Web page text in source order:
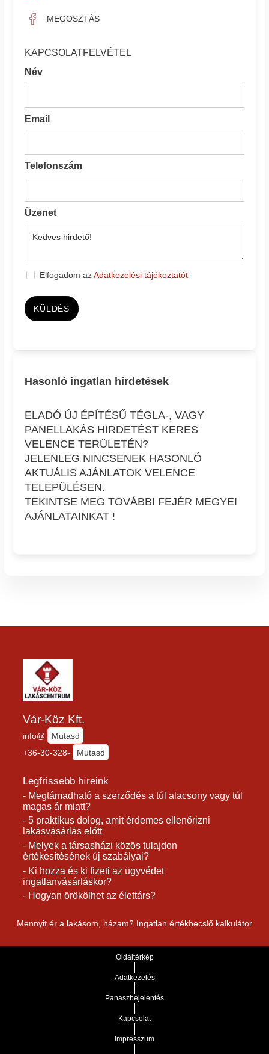
MEGOSZTÁS
KAPCSOLATFELVÉTEL
Név
Email
Telefonszám
Üzenet
Elfogadom azAdatkezelési tájékoztatót
KÜLDÉS
Hasonló ingatlan hírdetések
ELADÓ ÚJ ÉPÍTÉSŰ TÉGLA-, VAGY
PANELLAKÁS HIRDETÉST KERES
VELENCE TERÜLETÉN?
JELENLEG NINCSENEK HASONLÓ
AKTUÁLIS AJÁNLATOK VELENCE
TELEPÜLÉSEN.
TEKINTSE MEG TOVÁBBI FEJÉR MEGYEI
AJÁNLATAINKAT !
Vár-Köz Kft.
info@
Mutasd
+36-30-328-
Mutasd
Legfrissebb híreink
- Megtámadható a szerződés a túl alacsony vagy túl
magas ár miatt?
- 5 praktikus dolog, amit érdemes ellenőrizni
lakásvásárlás előtt
- Melyek a társasházi közös tulajdon
értékesítésének új szabályai?
- Ki hozza és ki fizeti az ügyvédet
ingatlanvásárláskor?
- Hogyan örökölhet az élettárs?
Mennyit ér a lakásom, házam? Ingatlan értékbecslő kalkulátor
Oldaltérkép
Adatkezelés
Panaszbejelentés
Kapcsolat
Impresszum